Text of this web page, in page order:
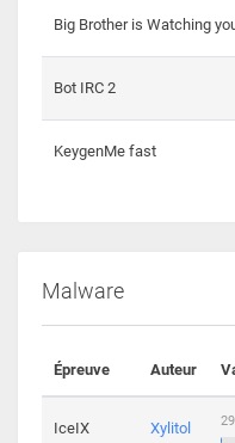
Big Brother is Watching
Bot IRC 2
KeygenMe fast
Malware
Épreuve Auteur
IceIX Xylitol